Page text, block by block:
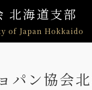
北海道支部
of Japan Hokkaido
パン協会